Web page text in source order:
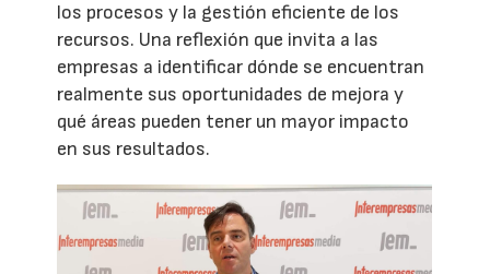
los procesos y la gestión eficiente de los
recursos. Una reflexión que invita a las
empresas a identificar dónde se encuentran
realmente sus oportunidades de mejora y
qué áreas pueden tener un mayor impacto
en sus resultados.